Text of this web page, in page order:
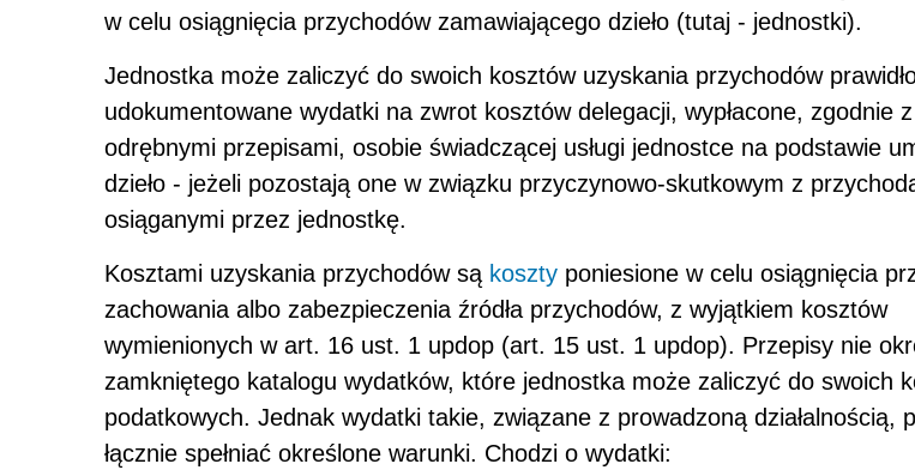
w celu osiągnięcia przychodów zamawiającego dzieło (tutaj - jednostki).
Jednostka może zaliczyć do swoich kosztów uzyskania przychodów
udokumentowane wydatki na zwrot kosztów delegacji, wypłacone, zgodnie z
odrębnymi przepisami, osobie świadczącej usługi jednostce na podstawie
dzieło - jeżeli pozostają one w związku przyczynowo-skutkowym z
osiąganymi przez jednostkę.
Kosztami uzyskania przychodów są koszty poniesione w celu osiągnięcia
zachowania albo zabezpieczenia źródła przychodów, z wyjątkiem kosztów
wymienionych w art. 16 ust. 1 updop (art. 15 ust. 1 updop). Przepisy nie
zamkniętego katalogu wydatków, które jednostka może zaliczyć do swoich
podatkowych. Jednak wydatki takie, związane z prowadzoną działalnością,
łącznie spełniać określone warunki. Chodzi o wydatki: